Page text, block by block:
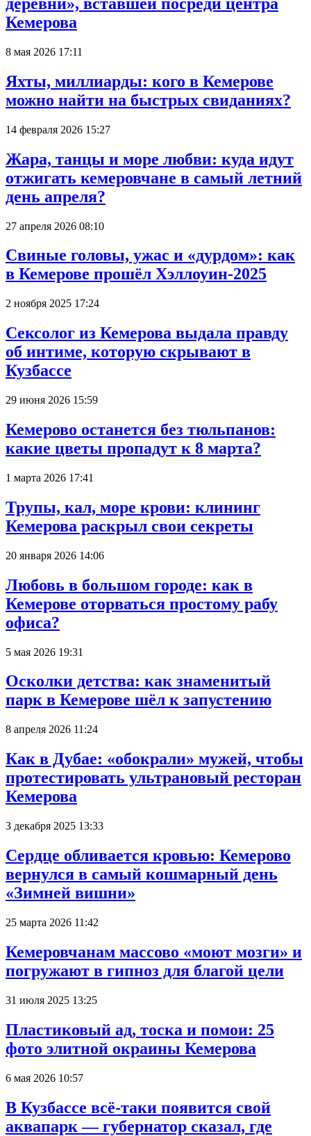
Кемерова
8 мая 2026 17:11
Яхты, миллиарды: кого в Кемерове
можно найти на быстрых свиданиях?
14 февраля 2026 15:27
Жара, танцы и море любви: куда идут
отжигать кемеровчане в самый летний
день апреля?
27 апреля 2026 08:10
Свиные головы, ужас и «дурдом»: как
в Кемерове прошёл Хэллоуин-2025
2 ноября 2025 17:24
Сексолог из Кемерова выдала правду
об интиме, которую скрывают в
Кузбассе
29 июня 2026 15:59
Кемерово останется без тюльпанов:
какие цветы пропадут к 8 марта?
1 марта 2026 17:41
Трупы, кал, море крови: клининг
Кемерова раскрыл свои секреты
20 января 2026 14:06
Любовь в большом городе: как в
Кемерове оторваться простому рабу
офиса?
5 мая 2026 19:31
Осколки детства: как знаменитый
парк в Кемерове шёл к запустению
8 апреля 2026 11:24
Как в Дубае: «обокрали» мужей, чтобы
протестировать ультрановый ресторан
Кемерова
3 декабря 2025 13:33
Сердце обливается кровью: Кемерово
вернулся в самый кошмарный день
«Зимней вишни»
25 марта 2026 11:42
Кемеровчанам массово «моют мозги» и
погружают в гипноз для благой цели
31 июля 2025 13:25
Пластиковый ад, тоска и помои: 25
фото элитной окраины Кемерова
6 мая 2026 10:57
В Кузбассе всё-таки появится свой
аквапарк — губернатор сказал, где